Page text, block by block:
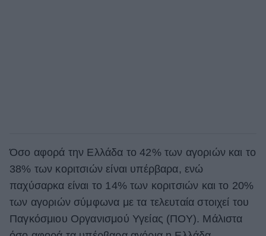
Όσο αφορά την Ελλάδα το 42% των αγοριών και το
38% των κοριτσιών είναι υπέρβαρα, ενώ
παχύσαρκα είναι το 14% των κοριτσιών και το 20%
των αγοριών σύμφωνα με τα τελευταία στοιχεί του
Παγκόσμιου Οργανισμού Υγείας (ΠΟΥ). Μάλιστα